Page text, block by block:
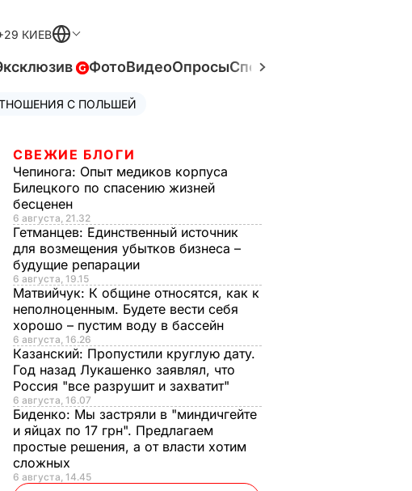
КИЕВ
ФотоВидеоОпросыСпецпроекты
С ПОЛЬШЕЙ
СВЕЖИЕ БЛОГИ
Чепинога: Опыт медиков корпуса
Билецкого по спасению жизней
бесценен
6 августа, 21.32
Гетманцев: Единственный источник
для возмещения убытков бизнеса –
будущие репарации
6 августа, 19.15
Матвийчук: К общине относятся, как к
неполноценным. Будете вести себя
хорошо – пустим воду в бассейн
6 августа, 16.26
Казанский: Пропустили круглую дату.
Год назад Лукашенко заявлял, что
Россия "все разрушит и захватит"
6 августа, 16.07
Биденко: Мы застряли в "миндичгейте
и яйцах по 17 грн". Предлагаем
простые решения, а от власти хотим
сложных
6 августа, 14.45